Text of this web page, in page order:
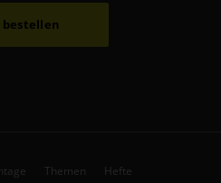
bestellen
Themen Hefte